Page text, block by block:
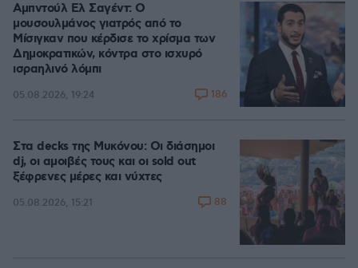
Αμπντούλ Ελ Σαγέντ: Ο
μουσουλμάνος γιατρός από το
Μίσιγκαν που κέρδισε το χρίσμα των
Δημοκρατικών, κόντρα στο ισχυρό
ισραηλινό λόμπι
05.08.2026, 19:24 186
Στα decks της Μυκόνου: Οι διάσημοι
dj, οι αμοιβές τους και οι sold out
ξέφρενες μέρες και νύχτες
05.08.2026, 15:21 88